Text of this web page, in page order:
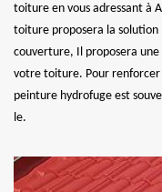
toiture en vous adressant à
toiture proposera la
couverture, Il proposera
votre toiture. Pour renforcer
peinture hydrofuge est
le.